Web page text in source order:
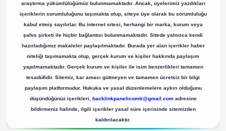
araştırma yükümlülüğümüz bulunmamaktadır. Ancak, üyelerimiz yazdıkları
içeriklerin sorumluluğunu taşımakta olup, siteye üye olarak bu sorumluluğu
kabul etmiş sayılırlar. Bu internet sitesi, herhangi bir marka, kurum veya
şahıs şirketi ile hiçbir bağlantısı bulunmamaktadır. Sitede yalnızca kendi
hazırladığımız makaleler paylaşılmaktadır. Burada yer alan içerikler haber
niteliği taşımamakta olup, gerçek kurum ve kişiler hakkında paylaşım
yapılmamaktadır. Gerçek kurum ve kişiler ile isim benzerlikleri tamamen
tesadüfidir. Sitemiz, kar amacı gütmeyen ve tamamen ücretsiz bir bilgi
paylaşım platformudur. Hukuka ve yasal düzenlemelere aykırı olduğunu
düşündüğünüz içerikleri, backlinkpanelicomtr@gmail.comadresine
bildirmeniz halinde, ilgili içerikler yasal süre içerisinde sitemizden
kaldırılacaktır.